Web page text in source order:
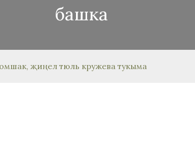
башка
җиңел тюль кружева тукыма